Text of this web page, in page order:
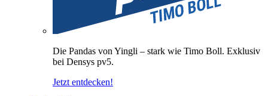
Die Pandas von Yingli – stark wie Timo Boll. Exklusiv
bei Densys pv5.
Jetzt entdecken!